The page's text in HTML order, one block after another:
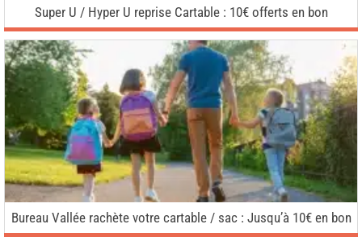
Super U / Hyper U reprise Cartable : 10€ offerts en bon
Bureau Vallée rachète votre cartable / sac : Jusqu’à 10€ en bon